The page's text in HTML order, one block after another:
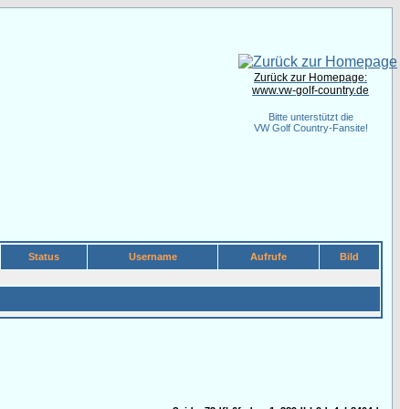
Zurück zur Homepage:
www.vw-golf-country.de
Bitte unterstützt die
VW Golf Country-Fansite!
Status Username Aufrufe
Bild